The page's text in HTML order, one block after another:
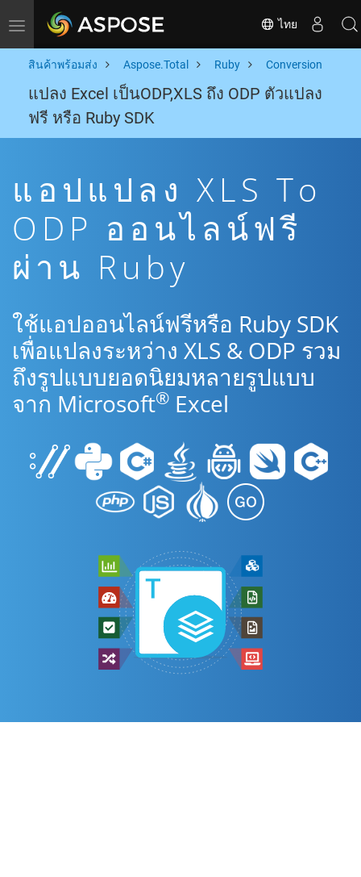
Toggle navigation ไทย
สินค้าพร้อมส่ง Aspose.Total Ruby Conversion
แปลง Excel เป็นODP,XLS ถึง ODP ตัวแปลง
ฟรี หรือ Ruby SDK
แอปแปลง XLS To
ODP ออนไลน์ฟรี
ผ่าน Ruby
ใช้แอปออนไลน์ฟรีหรือ Ruby SDK
เพื่อแปลงระหว่าง XLS & ODP รวม
ถึงรูปแบบยอดนิยมหลายรูปแบบ
จาก Microsoft® Excel